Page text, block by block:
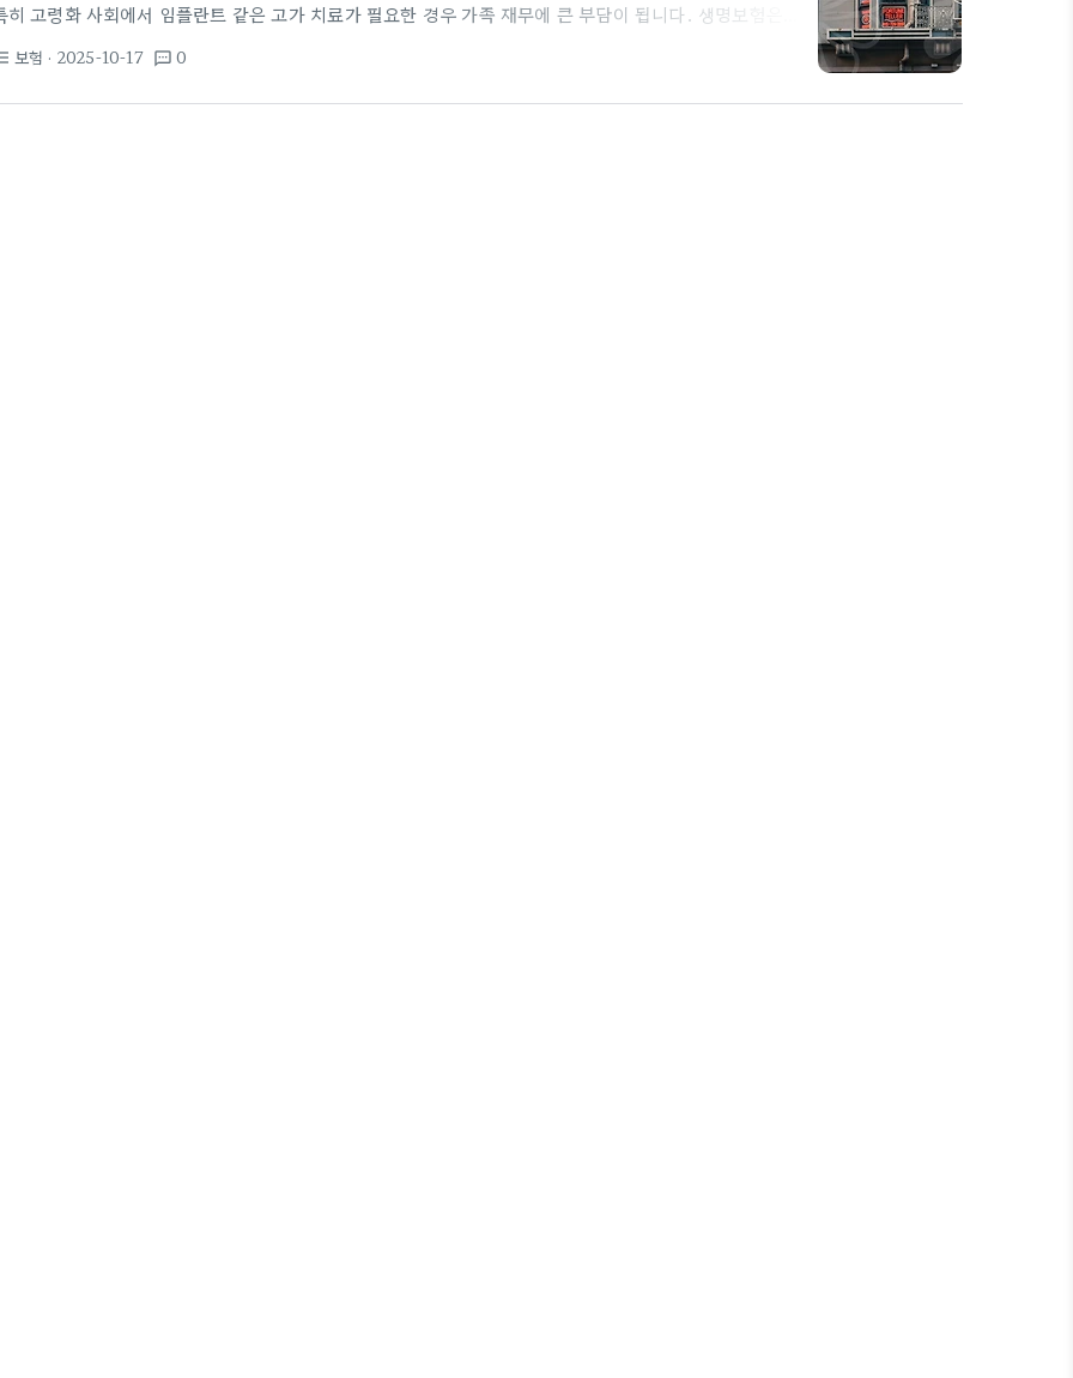
히 고령화 사회에서 임플란트 같은 고가 치료가 필요한 경우 가족 재무에 큰 부담이 됩니다. 생명보험은
비용은 지역과 병원에 따라 크게 차이가 납니다. 치아보존치료나 임플란트비용은 보통 수백만 원에서 수천
원까지 벌어질 수 있습니다. 그래서 예산 계획이 중요하고 보험 설계 시 이 부분을 명확히 하는 것이 좋습
보험 · 2025-10-17 textsms 0